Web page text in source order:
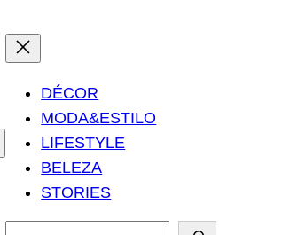
DÉCOR
MODA&ESTILO
LIFESTYLE
BELEZA
STORIES